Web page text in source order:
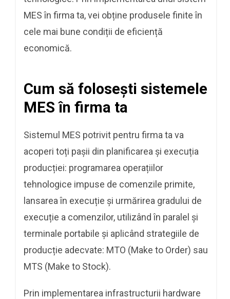
MES în firma ta, vei obține produsele finite în
cele mai bune condiții de eficiență
economică.
Cum să folosești sistemele
MES în firma ta
Sistemul MES potrivit pentru firma ta va
acoperi toți pașii din planificarea și execuția
producției: programarea operațiilor
tehnologice impuse de comenzile primite,
lansarea în execuție și urmărirea gradului de
execuție a comenzilor, utilizând în paralel și
terminale portabile și aplicând strategiile de
producție adecvate: MTO (Make to Order) sau
MTS (Make to Stock).
Prin implementarea infrastructurii hardware